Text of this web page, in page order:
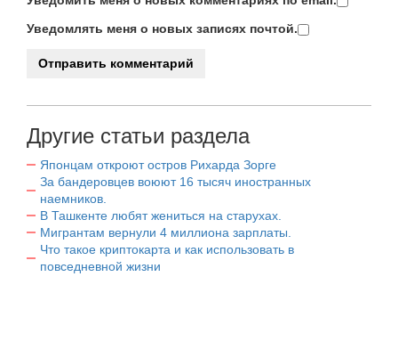
Уведомлять меня о новых записях почтой.
Другие статьи раздела
Японцам откроют остров Рихарда Зорге
За бандеровцев воюют 16 тысяч иностранных
наемников.
В Ташкенте любят жениться на старухах.
Мигрантам вернули 4 миллиона зарплаты.
Что такое криптокарта и как использовать в
повседневной жизни